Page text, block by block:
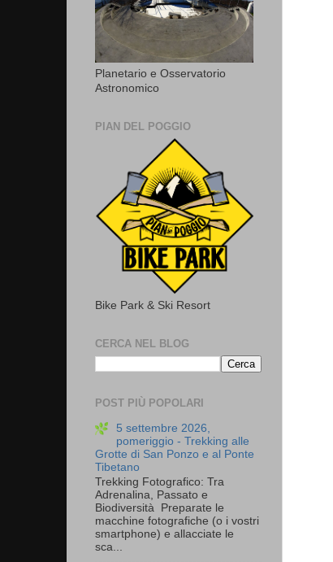
Planetario e Osservatorio
Astronomico
PIAN DEL POGGIO
Bike Park & Ski Resort
CERCA NEL BLOG
POST PIÙ POPOLARI
5 settembre 2026,
pomeriggio - Trekking alle
Grotte di San Ponzo e al Ponte
Tibetano
Trekking Fotografico: Tra
Adrenalina, Passato e
Biodiversità Preparate le
macchine fotografiche (o i vostri
smartphone) e allacciate le
sca...